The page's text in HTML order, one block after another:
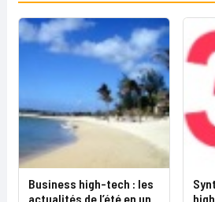
Business high-tech : les
actualités de l’été en un